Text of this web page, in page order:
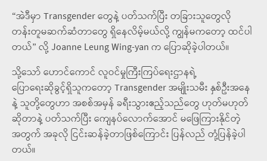
“အဲဒီမှာ Transgender တွေနဲ့ ပတ်သက်ပြီး တခြားသူတွေလို
တန်းတူမဆက်ဆံတာတွေ ရှိနေလိမ့်မယ်လို့ ကျွန်မကတော့ ထင်ပါ
တယ်” လို့ Joanne Leung Wing-yan က ပြောဆိုခဲ့ပါတယ်။
သို့သော် ဟောင်ကောင် လူဝင်မှုကြီးကြပ်ရေးဌာနရဲ့
ပြောရေးဆိုခွင့်ရှိသူကတော့ Transgender အမျိုးသမီး နှစ်ဦးအနေ
နဲ့ သူတို့တွေဟာ အစစ်အမှန် ခရီးသွားဧည့်သည်တွေ ဟုတ်မဟုတ်
ဆိုတာနဲ့ ပတ်သက်ပြီး ကျေနပ်လောက်အောင် မဖြေကြားနိုင်တဲ့
အတွက် အခုလို ငြင်းဆန်ခဲ့တာဖြစ်ကြောင်း ပြန်လည် တုံ့ပြန်ခဲ့ပါ
တယ်။